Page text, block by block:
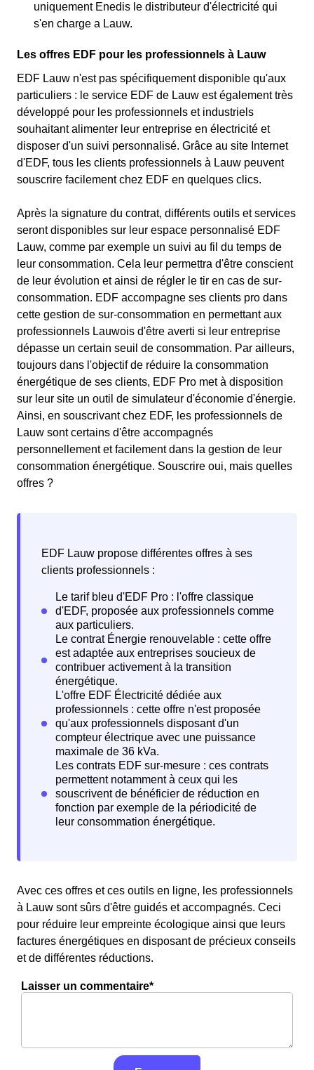
uniquement Enedis le distributeur d'électricité qui
s'en charge a Lauw.
Les offres EDF pour les professionnels à Lauw
EDF Lauw n'est pas spécifiquement disponible qu'aux
particuliers : le service EDF de Lauw est également très
développé pour les professionnels et industriels
souhaitant alimenter leur entreprise en électricité et
disposer d'un suivi personnalisé. Grâce au site Internet
d'EDF, tous les clients professionnels à Lauw peuvent
souscrire facilement chez EDF en quelques clics.
Après la signature du contrat, différents outils et services
seront disponibles sur leur espace personnalisé EDF
Lauw, comme par exemple un suivi au fil du temps de
leur consommation. Cela leur permettra d'être conscient
de leur évolution et ainsi de régler le tir en cas de sur-
consommation. EDF accompagne ses clients pro dans
cette gestion de sur-consommation en permettant aux
professionnels Lauwois d'être averti si leur entreprise
dépasse un certain seuil de consommation. Par ailleurs,
toujours dans l'objectif de réduire la consommation
énergétique de ses clients, EDF Pro met à disposition
sur leur site un outil de simulateur d'économie d'énergie.
Ainsi, en souscrivant chez EDF, les professionnels de
Lauw sont certains d'être accompagnés
personnellement et facilement dans la gestion de leur
consommation énergétique. Souscrire oui, mais quelles
offres ?
EDF Lauw propose différentes offres à ses
clients professionnels :
Avec ces offres et ces outils en ligne, les professionnels
à Lauw sont sûrs d'être guidés et accompagnés. Ceci
pour réduire leur empreinte écologique ainsi que leurs
factures énergétiques en disposant de précieux conseils
et de différentes réductions.
Laisser un commentaire*